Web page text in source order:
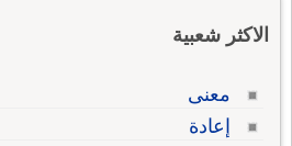
الاكثر شعبية
معنى
إعادة